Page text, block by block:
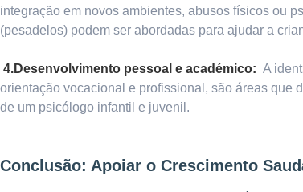
integração em novos ambientes, abusos físicos ou
(pesadelos) podem ser abordadas para ajudar a
4.Desenvolvimento pessoal e académico: A
orientação vocacional e profissional, são áreas que
de um psicólogo infantil e juvenil.
Conclusão: Apoiar o Crescimento